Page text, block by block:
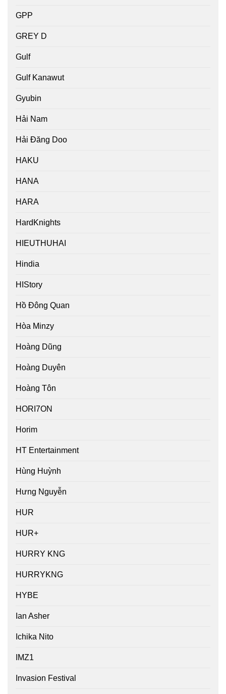
GPP
GREY D
Gulf
Gulf Kanawut
Gyubin
Hải Nam
Hải Đăng Doo
HAKU
HANA
HARA
HardKnights
HIEUTHUHAI
Hindia
HIStory
Hồ Đông Quan
Hòa Minzy
Hoàng Dũng
Hoàng Duyên
Hoàng Tôn
HORI7ON
Horim
HT Entertainment
Hùng Huỳnh
Hưng Nguyễn
HUR
HUR+
HURRY KNG
HURRYKNG
HYBE
Ian Asher
Ichika Nito
IMZ1
Invasion Festival